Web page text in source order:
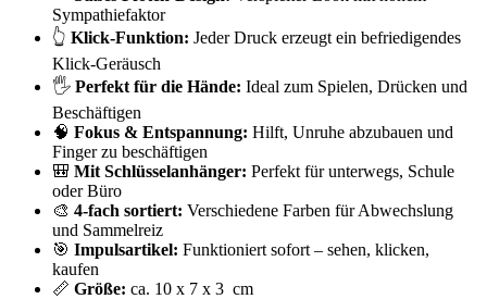
Sympathiefaktor
👆 Klick-Funktion: Jeder Druck erzeugt ein befriedigendes
Klick-Geräusch
🖐️ Perfekt für die Hände: Ideal zum Spielen, Drücken und
Beschäftigen
🧠 Fokus & Entspannung: Hilft, Unruhe abzubauen und
Finger zu beschäftigen
🎒 Mit Schlüsselanhänger: Perfekt für unterwegs, Schule
oder Büro
🎨 4-fach sortiert: Verschiedene Farben für Abwechslung
und Sammelreiz
🎯 Impulsartikel: Funktioniert sofort – sehen, klicken,
kaufen
📏 Größe: ca. 10 x 7 x 3 cm